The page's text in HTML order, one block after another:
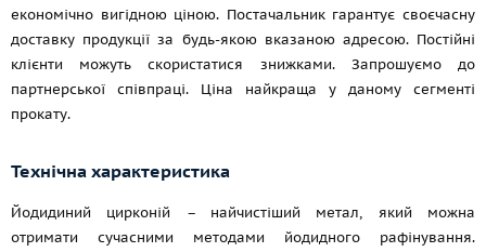
економічно вигідною ціною. Постачальник гарантує своєчасну
доставку продукції за будь-якою вказаною адресою. Постійні
клієнти можуть скористатися знижками. Запрошуємо до
партнерської співпраці. Ціна найкраща у даному сегменті
прокату.
Технічна характеристика
Йодидиний цирконій – найчистіший метал, який можна
отримати сучасними методами йодидного рафінування.